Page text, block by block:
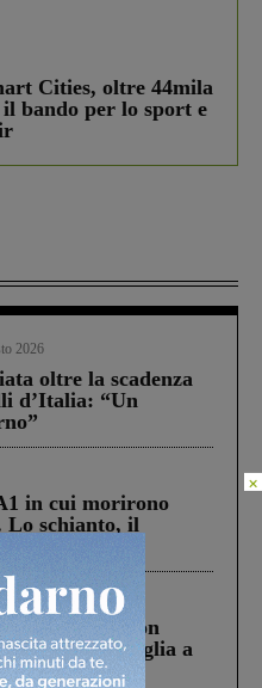
Cities, oltre 44mila
bando per lo sport e
2026
oltre la scadenza
d’Italia: “Un
in cui morirono
Lo schianto, il
fra tir....
di Castiglion
ucciso la figlia a
×